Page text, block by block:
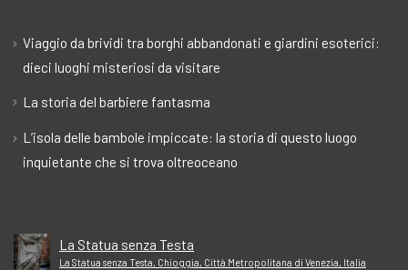
Viaggio da brividi tra borghi abbandonati e giardini esoterici:
dieci luoghi misteriosi da visitare
La storia del barbiere fantasma
L’isola delle bambole impiccate: la storia di questo luogo
inquietante che si trova oltreoceano
La Statua senza Testa
La Statua senza Testa, Chioggia, Città Metropolitana di Venezia, Italia